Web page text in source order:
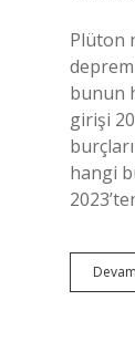
Plüton
bunun
girişi
hangi